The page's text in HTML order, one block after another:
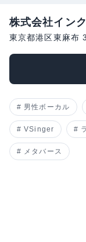
株式会社イン
東京都港区東麻布
男性ボーカル
VSinger
メタバース